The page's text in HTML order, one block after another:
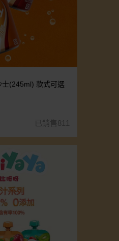
(245ml) 款式可選
已銷售811